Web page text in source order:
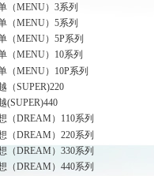
（MENU）3系列
（MENU）5系列
（MENU）5P系列
（MENU）10系列
（MENU）10P系列
（SUPER)220
(SUPER)440
（DREAM）110系列
（DREAM）220系列
（DREAM）330系列
（DREAM）440系列